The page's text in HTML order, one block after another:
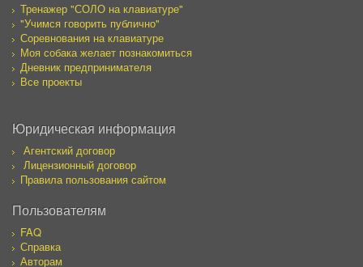
Тренажер "СОЛО на клавиатуре"
"Учимся говорить публично"
Соревнования на клавиатуре
Моя собака желает познакомиться
Дневник предпринимателя
Все проекты
Юридическая информация
Агентский договор
Лицензионный договор
Правила пользования сайтом
Пользователям
FAQ
Справка
Авторам